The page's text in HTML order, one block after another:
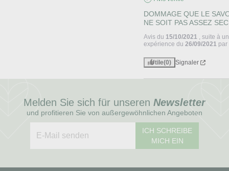
DOMMAGE QUE LE
NE SOIT PAS ASSEZ SEC
Avis du 15/10/2021 , suite à
expérience du26/09/2021 par
Utile(0) Signaler
Melden Sie sich für unseren Newsletter
und profitieren Sie von außergewöhnlichen Angeboten
ICH SCHREIBE
MICH EIN